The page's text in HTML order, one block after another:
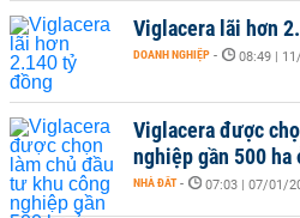
Viglacera lãi hơn
DOANH NGHIỆP - 08:49 |
Viglacera được
nghiệp gần 500 ha
NHÀ ĐẤT - 07:03 | 07/01/